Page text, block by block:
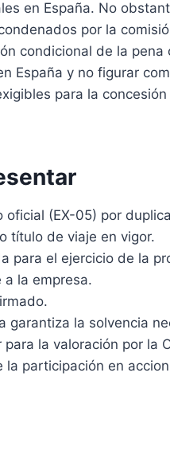
en España. No
por la
condicional de la
España y no figurar
para la
oficial (EX-05) por
título de viaje en vigor.
para el ejercicio de la
la empresa.
garantiza la solvencia
la valoración por
participación en